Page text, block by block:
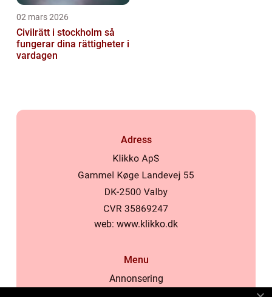
02 mars 2026
Civilrätt i stockholm så
fungerar dina rättigheter i
vardagen
Adress
web: www.klikko.dk
Menu
Annonsering